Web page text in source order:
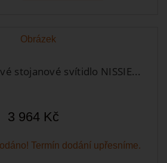
stojanové svítidlo NISSIE...
3 964 Kč
Termín dodání upřesníme.